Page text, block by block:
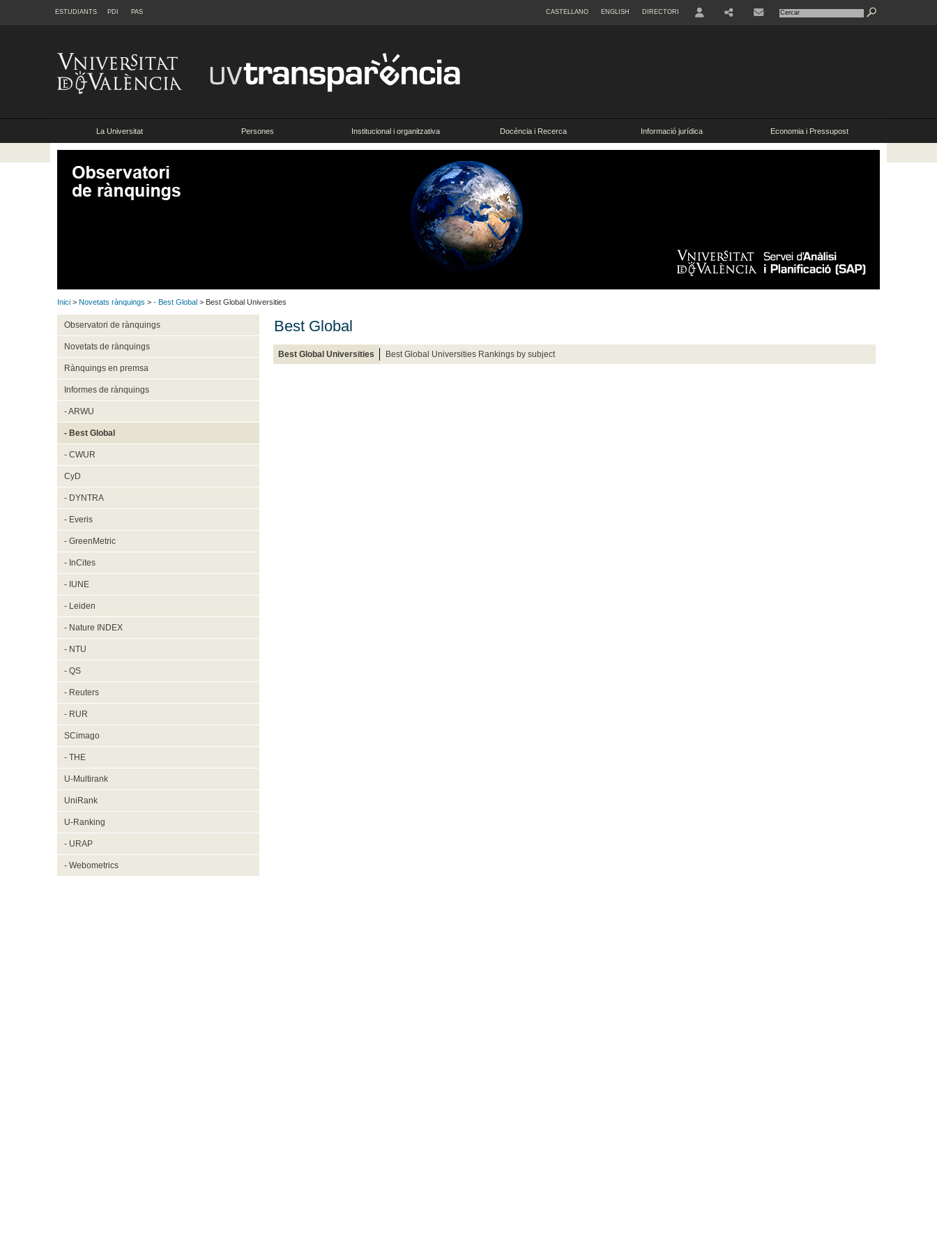
ESTUDIANTS PDI PAS CASTELLANO ENGLISH DIRECTORI
La Universitat Persones Institucional i organitzativa Docència i Recerca Informació jurídica Economia i Pressupost
Inici > Novetats rànquings > - Best Global > Best Global Universities
Observatori de rànquings
Novetats de rànquings
Rànquings en premsa
Informes de rànquings
- ARWU
- Best Global
- CWUR
CyD
- DYNTRA
- Everis
- GreenMetric
- InCites
- IUNE
- Leiden
- Nature INDEX
- NTU
- QS
- Reuters
- RUR
SCimago
- THE
U-Multirank
UniRank
U-Ranking
- URAP
- Webometrics
Best Global
Best Global Universities Best Global Universities Rankings by subject